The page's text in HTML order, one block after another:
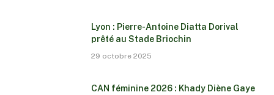
Lyon : Pierre-Antoine Diatta Dorival
prêté au Stade Briochin
29 octobre 2025
CAN féminine 2026 : Khady Diène Gaye